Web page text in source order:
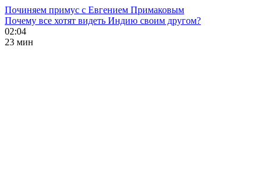
Починяем примус с Евгением Примаковым
Почему все хотят видеть Индию своим другом?
02:04
23 мин